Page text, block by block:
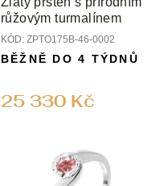
růžovým turmalínem
KÓD: ZPTO175B-46-0002
25 330 Kč
BĚŽNĚ DO 4 TÝDNŮ